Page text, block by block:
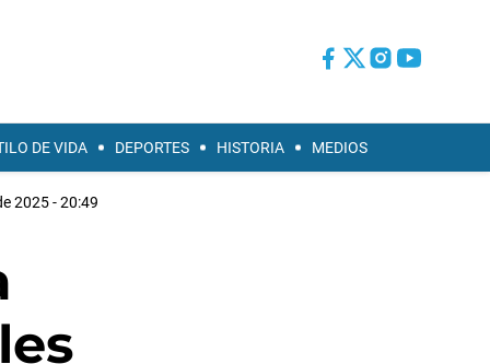
DE VIDA DEPORTES HISTORIA MEDIOS
2025 - 20:49